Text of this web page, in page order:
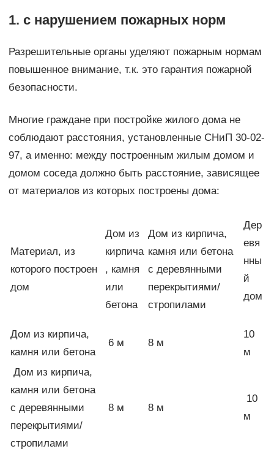
1. с нарушением пожарных норм
Разрешительные органы уделяют пожарным нормам
повышенное внимание, т.к. это гарантия пожарной
безопасности.
Многие граждане при постройке жилого дома не
соблюдают расстояния, установленные СНиП 30-02-
97, а именно: между построенным жилым домом и
домом соседа должно быть расстояние, зависящее
от материалов из которых построены дома:
Материал, из
которого построен
дом
Дом из
кирпича
, камня
или
бетона
Дом из кирпича,
камня или бетона
с деревянными
перекрытиями/
стропилами
Дер
евя
нны
й
дом
Дом из кирпича,
камня или бетона
6 м 8 м
10
м
Дом из кирпича,
камня или бетона
с деревянными
перекрытиями/
стропилами
8 м 8 м
10
м